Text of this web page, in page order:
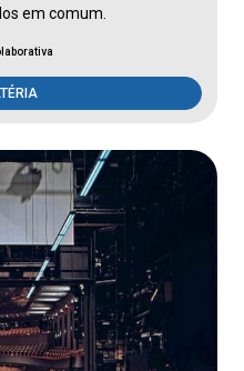
em comum.